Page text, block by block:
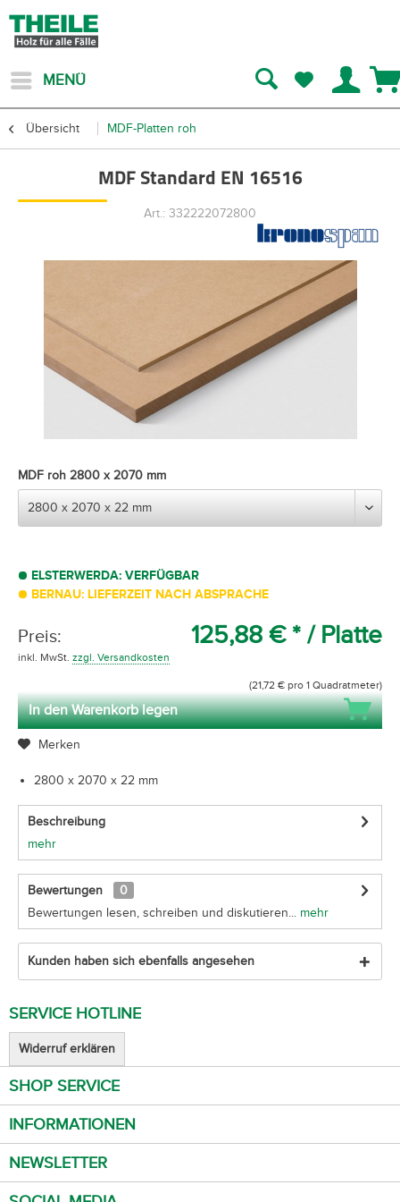
MENÜ
Übersicht MDF-Platten roh
MDF Standard EN 16516
Art.: 332222072800
MDF roh 2800 x 2070 mm
ELSTERWERDA: VERFÜGBAR
BERNAU: LIEFERZEIT NACH ABSPRACHE
Preis: 125,88 € * / Platte
inkl. MwSt. zzgl. Versandkosten
(21,72 € pro 1 Quadratmeter)
In den Warenkorb legen
Merken
2800 x 2070 x 22 mm
Beschreibung
mehr
Bewertungen
0
Bewertungen lesen, schreiben und diskutieren... mehr
Kunden haben sich ebenfalls angesehen
SERVICE HOTLINE
Widerruf erklären
SHOP SERVICE
INFORMATIONEN
NEWSLETTER